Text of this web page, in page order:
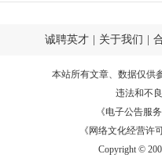
诚聘英才 关于我们
本站所有文章、数据仅供
违法和不
《电子公告服务
《网络文化经营许
Copyright ©